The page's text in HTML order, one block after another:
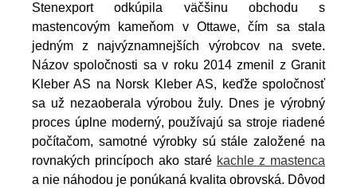
Stenexport odkúpila väčšinu obchodu s
mastencovým kameňom v Ottawe, čím sa stala
jedným z najvýznamnejších výrobcov na svete.
Názov spoločnosti sa v roku 2014 zmenil z Granit
Kleber AS na Norsk Kleber AS, keďže spoločnosť
sa už nezaoberala výrobou žuly. Dnes je výrobný
proces úplne moderný, používajú sa stroje riadené
počítačom, samotné výrobky sú stále založené na
rovnakých princípoch ako staré kachle z mastenca
a nie náhodou je ponúkaná kvalita obrovská. Dôvod